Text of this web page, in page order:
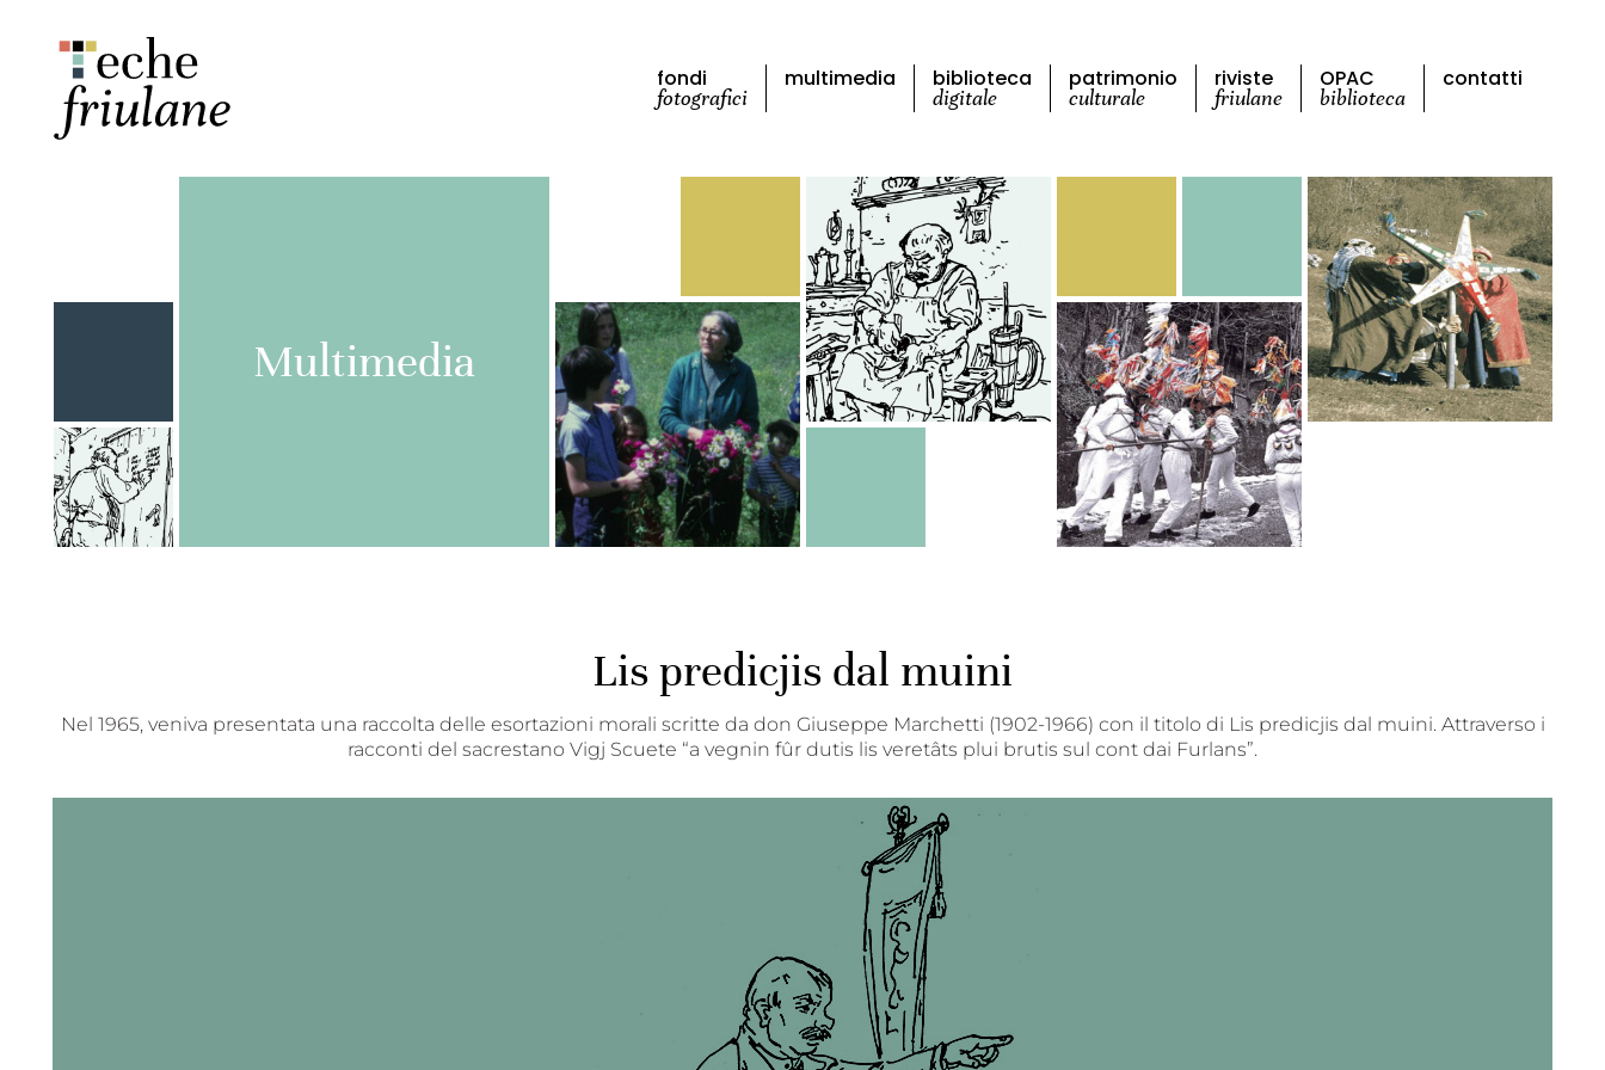
fondi
fotografici
multimedia biblioteca
digitale
patrimonio
culturale
riviste
friulane
OPAC
biblioteca
contatti
Multimedia
Lis predicjis dal muini
Nel 1965, veniva presentata una raccolta delle esortazioni morali scritte da don Giuseppe Marchetti (1902-1966) con il titolo di Lis predicjis dal muini. Attraverso i
racconti del sacrestano Vigj Scuete “a vegnin fûr dutis lis veretâts plui brutis sul cont dai Furlans”.